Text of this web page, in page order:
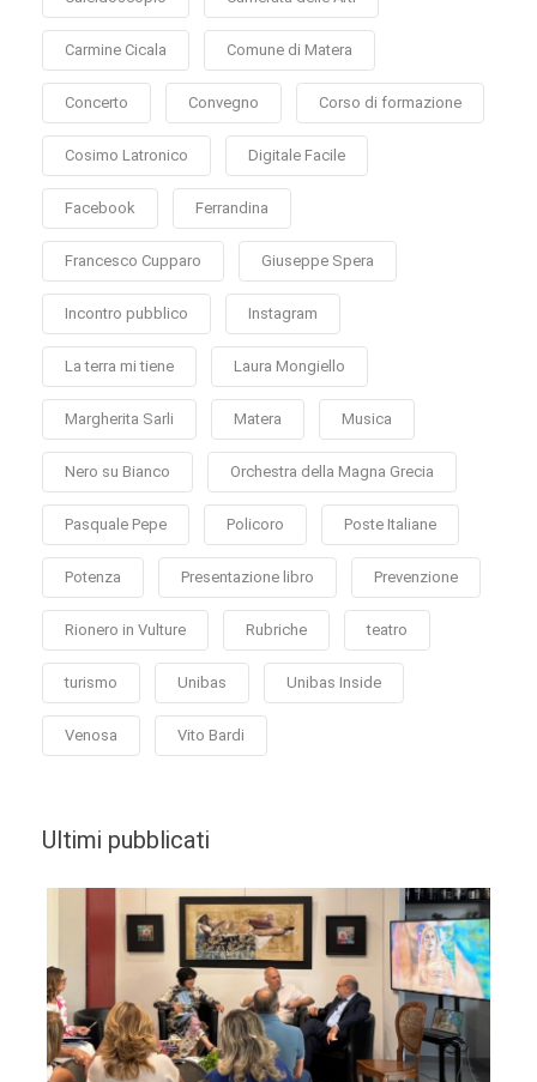
Carmine Cicala Comune di Matera
Concerto Convegno Corso di formazione
Cosimo Latronico Digitale Facile
Facebook Ferrandina
Francesco Cupparo Giuseppe Spera
Incontro pubblico Instagram
La terra mi tiene Laura Mongiello
Margherita Sarli Matera Musica
Nero su Bianco Orchestra della Magna Grecia
Pasquale Pepe Policoro Poste Italiane
Potenza Presentazione libro Prevenzione
Rionero in Vulture Rubriche teatro
turismo Unibas Unibas Inside
Venosa Vito Bardi
Ultimi pubblicati